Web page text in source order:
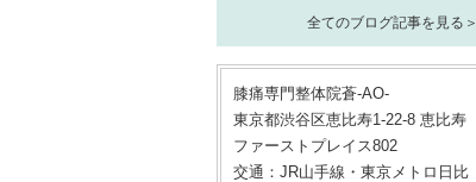
全てのブログ記事を見る＞
膝痛専門整体院蒼-AO-
東京都渋谷区恵比寿1-22-8 恵比寿
ファーストプレイス802
交通：JR山手線・東京メトロ日比